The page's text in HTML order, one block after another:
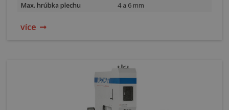
Max. hrúbka plechu
4 a 6 mm
více